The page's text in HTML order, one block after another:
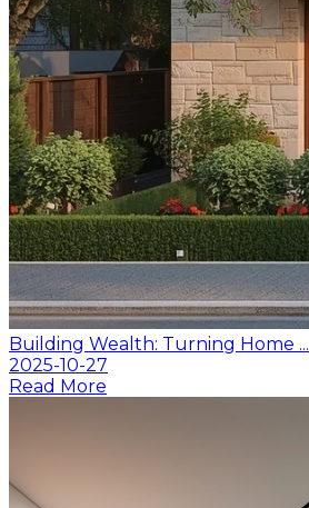
Building Wealth: Turning Home ...
2025-10-27
Read More